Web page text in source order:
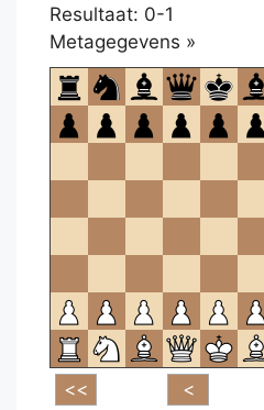
Resultaat: 0-1
Metagegevens »
om
te
openen.